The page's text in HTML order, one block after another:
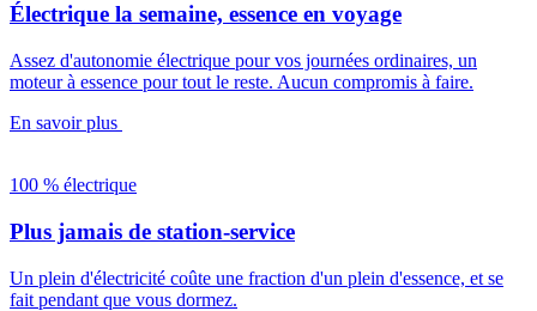
Électrique la semaine, essence en voyage
Assez d'autonomie électrique pour vos journées ordinaires, un
moteur à essence pour tout le reste. Aucun compromis à faire.
En savoir plus
100 % électrique
Plus jamais de station-service
Un plein d'électricité coûte une fraction d'un plein d'essence, et se
fait pendant que vous dormez.